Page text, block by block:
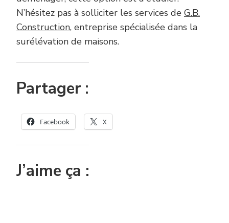
N’hésitez pas à solliciter les services de G.B.
Construction, entreprise spécialisée dans la
surélévation de maisons.
Partager :
Facebook X
J’aime ça :